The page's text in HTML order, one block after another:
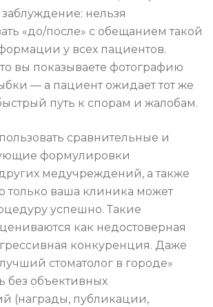
заблуждение: нельзя
«до/после» с обещанием такой
у всех пациентов.
вы показываете фотографию
— а пациент ожидает тот же
быстрый путь к спорам и жалобам.
сравнительные и
формулировки
медучреждений, а также
только ваша клиника может
успешно. Такие
как недостоверная
конкуренция. Даже
стоматолог в городе»
без объективных
(награды, публикации,